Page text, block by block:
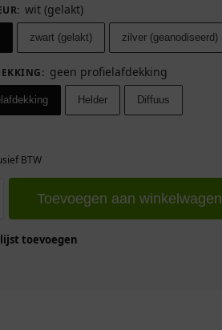
: wit (gelakt)
zwart (gelakt) zilver (geanodiseerd)
: geen profielafdekking
Helder Diffuus
BTW
Toevoegen aan winkelwagen
toevoegen